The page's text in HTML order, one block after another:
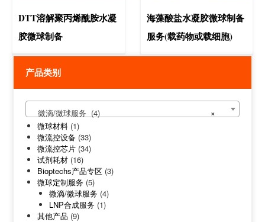
DTT溶解聚丙烯酰胺水凝
胶微球制备
海藻酸盐水凝胶微球制备
服务(载药物或载细胞)
产品类别
×
微滴/微球服务 (4)
微球材料 (1)
微流控设备 (33)
微流控芯片 (34)
试剂耗材 (16)
Bioptechs产品专区 (3)
微球定制服务 (5)
微滴/微球服务 (4)
LNP合成服务 (1)
其他产品 (9)